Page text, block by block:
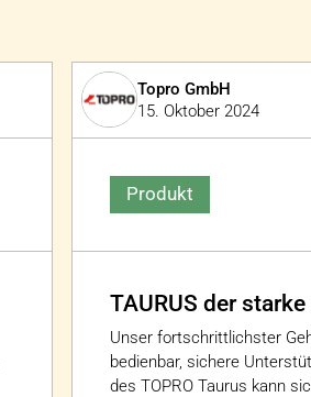
Topro GmbH
15. Oktober 2024
Produkt
TAURUS der
Unser fortschrittlichster
bedienbar, sichere
des TOPRO Taurus kann